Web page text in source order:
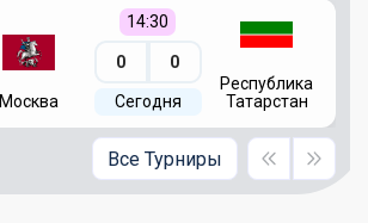
Москва
14:30
0 0
Сегодня
Республика
Татарстан
Все Турниры